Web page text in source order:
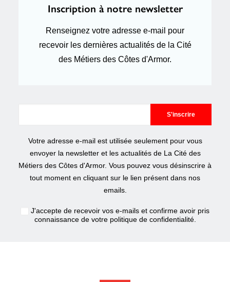
Inscription à notre newsletter
Renseignez votre adresse e-mail pour
recevoir les dernières actualités de la Cité
des Métiers des Côtes d'Armor.
Votre adresse e-mail est utilisée seulement pour vous
envoyer la newsletter et les actualités de La Cité des
Métiers des Côtes d'Armor. Vous pouvez vous désinscrire à
tout moment en cliquant sur le lien présent dans nos
emails.
J'accepte de recevoir vos e-mails et confirme avoir pris
connaissance de votre politique de confidentialité.